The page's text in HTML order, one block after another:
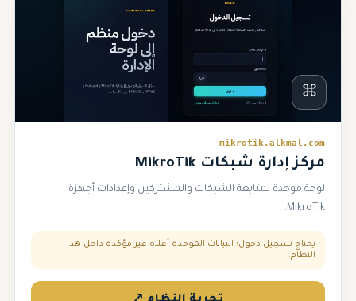
⌘
mikrotik.alkmal.com
مركز إدارة شبكات MikroTik
لوحة موحدة لمتابعة الشبكات والمشتركين وإعدادات أجهزة
MikroTik.
يحتاج تسجيل دخول؛ البيانات الموحدة أعلاه غير مؤكدة داخل هذا
النظام.